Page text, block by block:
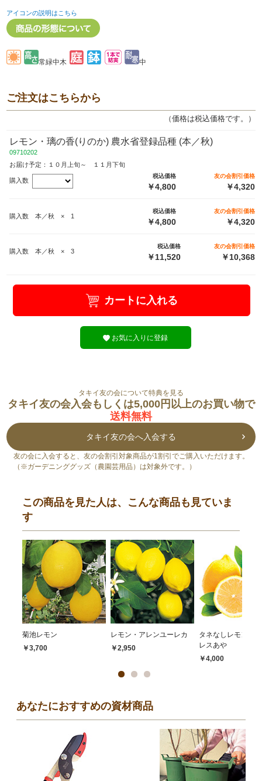
アイコンの説明はこちら
常緑中木 中
ご注文はこちらから
（価格は税込価格です。）
レモン・璃の香(りのか) 農水省登録品種 (本／秋)
09710202
お届け予定：１０月上旬～ １１月下旬
購入数
税込価格
￥4,800
友の会割引価格
￥4,320
購入数 本／秋 × 1
税込価格
￥4,800
友の会割引価格
￥4,320
購入数 本／秋 × 3
税込価格
￥11,520
友の会割引価格
￥10,368
カートに入れる
お気に入りに登録
タキイ友の会について特典を見る
タキイ友の会入会もしくは5,000円以上のお買い物で
送料無料
タキイ友の会へ入会する
友の会に入会すると、友の会割引対象商品が1割引でご購入いただけます。
（※ガーデニンググッズ（農園芸用品）は対象外です。）
この商品を見た人は、こんな商品も見ていま
す
菊池レモン
￥3,700
レモン・アレンユーレカ
￥2,950
タネなしレモン・
レスあや
￥4,000
あなたにおすすめの資材商品